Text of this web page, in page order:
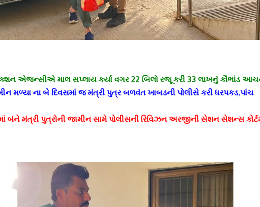
એજન્સીએ માલ સપ્લાય કર્યા વગર 22 બિલો રજૂ કરી 33 લાખનું કૌભાંડ
મળ્યા ના બે દિવસમાં જ મંત્રી પુત્ર બળવંત ખાબડની પોલીસે કરી ધરપકડ,પાંચ
બંને મંત્રી પુત્રોની જામીન સામે પોલીસની રિવિઝન અરજીની સેશન સેશન્સ